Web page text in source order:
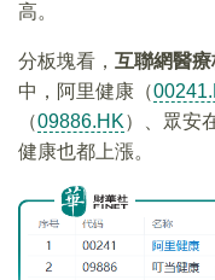
高。
分板塊看， 互聯網醫療
中，阿里健康（
（09886.HK）、眾安
健康也都上漲。